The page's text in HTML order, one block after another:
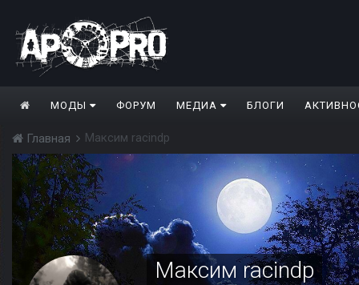
МОДЫ ФОРУМ МЕДИА БЛОГИ
Главная Максим raсindp
Максим raсindp